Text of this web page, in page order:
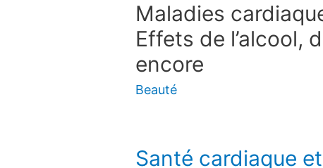
Maladies
Effets de l’alcool,
encore
Beauté
Santé cardiaque et